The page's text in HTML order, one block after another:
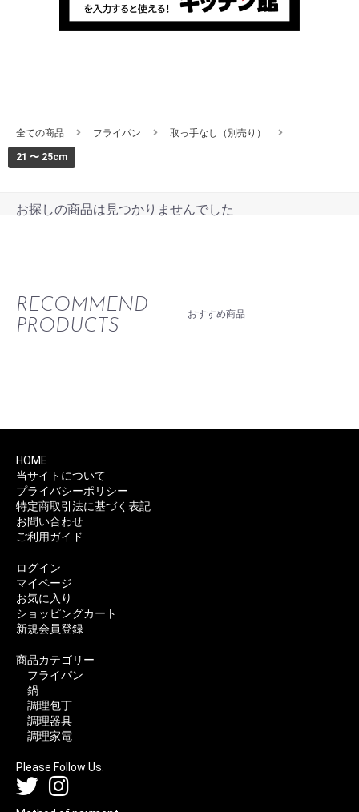
全ての商品 フライパン 取っ手なし（別売り）
21 〜 25cm
お探しの商品は見つかりませんでした
RECOMMEND
PRODUCTS
おすすめ商品
HOME
当サイトについて
プライバシーポリシー
特定商取引法に基づく表記
お問い合わせ
ご利用ガイド
ログイン
マイページ
お気に入り
ショッピングカート
新規会員登録
商品カテゴリー
フライパン
鍋
調理包丁
調理器具
調理家電
Please Follow Us.